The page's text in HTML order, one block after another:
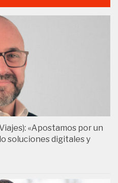
«Apostamos por un
soluciones digitales y